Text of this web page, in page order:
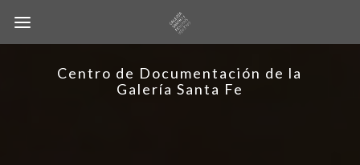
Centro de Documentación de la
Galería Santa Fe